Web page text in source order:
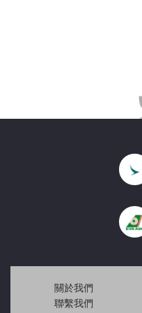
關於我們
聯繫我們